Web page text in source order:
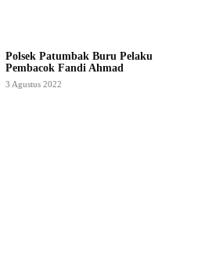
Polsek Patumbak Buru Pelaku
Pembacok Fandi Ahmad
3 Agustus 2022